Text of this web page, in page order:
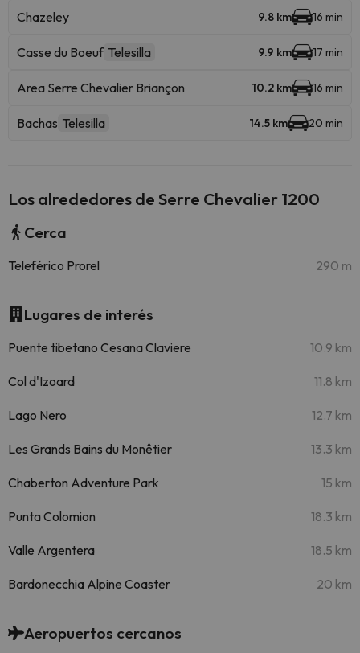
Chazeley 9.8 km 16 min
Casse du Boeuf Telesilla 9.9 km 17 min
Area Serre Chevalier Briançon 10.2 km 16 min
Bachas Telesilla 14.5 km 20 min
Los alrededores de Serre Chevalier 1200
Cerca
Teleférico Prorel 290 m
Lugares de interés
Puente tibetano Cesana Claviere 10.9 km
Col d'Izoard 11.8 km
Lago Nero 12.7 km
Les Grands Bains du Monêtier 13.3 km
Chaberton Adventure Park 15 km
Punta Colomion 18.3 km
Valle Argentera 18.5 km
Bardonecchia Alpine Coaster 20 km
Aeropuertos cercanos